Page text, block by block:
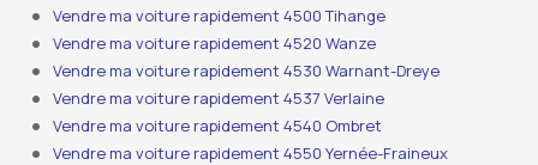
Vendre ma voiture rapidement 4500 Tihange
Vendre ma voiture rapidement 4520 Wanze
Vendre ma voiture rapidement 4530 Warnant-Dreye
Vendre ma voiture rapidement 4537 Verlaine
Vendre ma voiture rapidement 4540 Ombret
Vendre ma voiture rapidement 4550 Yernée-Fraineux